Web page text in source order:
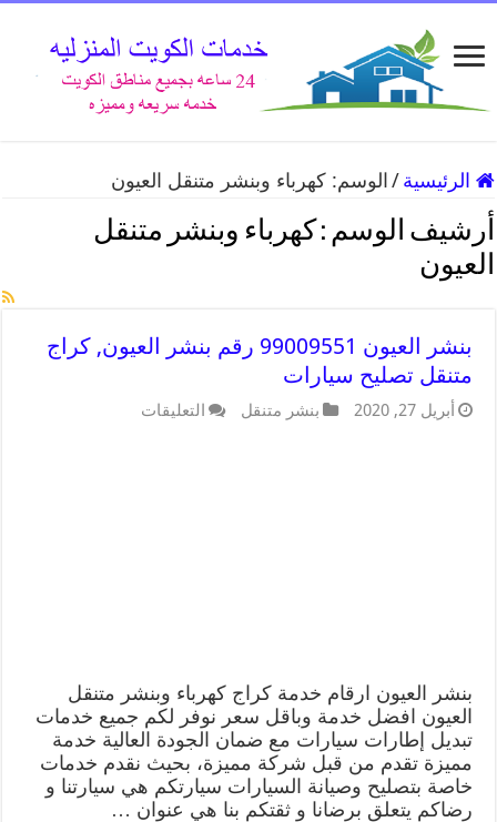
الرئيسية / الوسم:كهرباء وبنشر متنقل العيون
أرشيف الوسم : كهرباء وبنشر متنقل
العيون
بنشر العيون 99009551 رقم بنشر العيون, كراج
متنقل تصليح سيارات
أبريل 27, 2020 بنشر متنقل التعليقات
بنشر العيون ارقام خدمة كراج كهرباء وبنشر متنقل
العيون افضل خدمة وباقل سعر نوفر لكم جميع خدمات
تبديل إطارات سيارات مع ضمان الجودة العالية خدمة
مميزة تقدم من قبل شركة مميزة، بحيث نقدم خدمات
خاصة بتصليح وصيانة السيارات سيارتكم هي سيارتنا و
رضاكم يتعلق برضانا و ثقتكم بنا هي عنوان …